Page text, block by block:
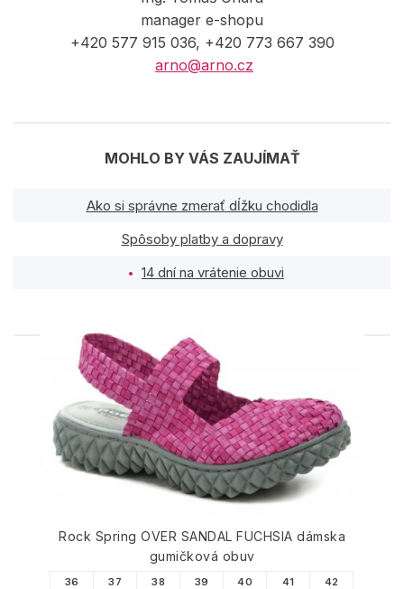
manager e-shopu
+420 577 915 036, +420 773 667 390
arno@arno.cz
MOHLO BY VÁS ZAUJÍMAŤ
Ako si správne zmerať dĺžku chodidla
Spôsoby platby a dopravy
14 dní na vrátenie obuvi
PODOBNÉ PRODUKTY
Rock Spring OVER SANDAL FUCHSIA dámska
gumičková obuv
36 37 38 39 40 41 42